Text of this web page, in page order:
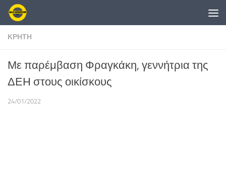
Skip to content
ΚΡΗΤΗ
Με παρέμβαση Φραγκάκη, γεννήτρια της
ΔΕΗ στους οικίσκους
24/01/2022